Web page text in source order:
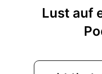
Lust auf